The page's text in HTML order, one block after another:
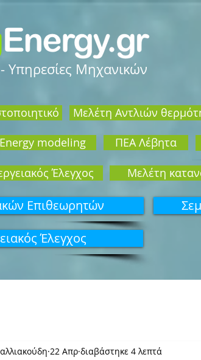
Υπηρεσίες Μηχανικών
Mελέτη Αντλιών
Energy modeling ΠΕΑ Λέβητα
Έλεγχος Μελέτη
Επιθεωρητών
Έλεγχος
22 Απρ διαβάστηκε 4 λεπτά